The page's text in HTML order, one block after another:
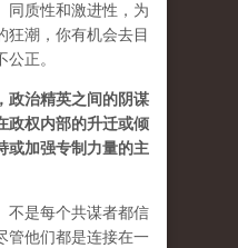
同质性和激进性，为
狂潮，你有机会去目
正。
政治精英之间的阴谋
政权内部的升迁或倾
或加强专制力量的主
不是每个共谋者都信
管他们都是连接在一